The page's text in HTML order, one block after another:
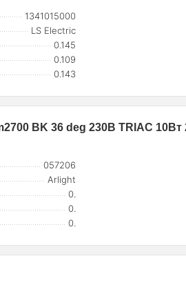
1341015000
LS Electric
0.145
0.109
0.143
BK 36 deg 230В TRIAC 10Вт
057206
Arlight
0.
0.
0.